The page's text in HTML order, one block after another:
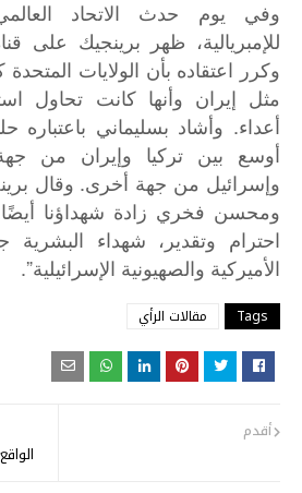
وفي يوم حدث الاتحاد
للإمبريالية،
ظهر برينجيك على
وكرر
اعتقاده بأن الولايات المتحدة
مثل
إيران وأنها كانت تحاول
أعداء. وأشاد بسليماني باعتباره
أوسع
بين تركيا وإيران من
وإسرائيل من جهة أخرى. وقال
ومحسن فخري زادة شهداؤنا أيضًا
احترام
وتقدير، شهداء البشرية
الأميركية والصهيونية الإسرائيلية”.
Tags مقالات الرأي
أقدم